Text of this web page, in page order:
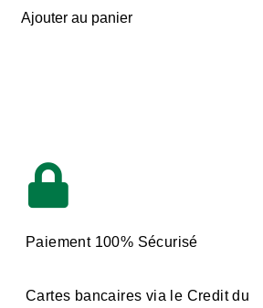
Ajouter au panier
Paiement 100% Sécurisé
Cartes bancaires via le Credit du